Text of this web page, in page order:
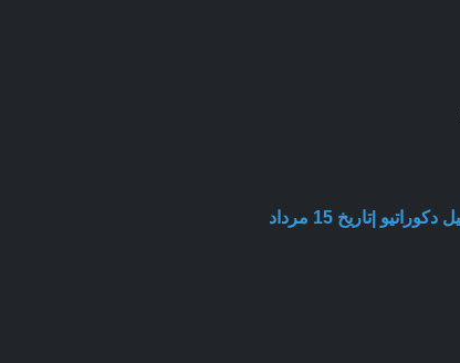
|تاریخ 15 مرداد